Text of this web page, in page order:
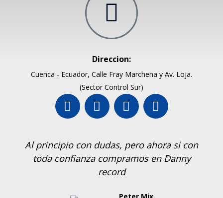
Direccion:
Cuenca - Ecuador, Calle Fray Marchena y Av. Loja.
(Sector Control Sur)
Al principio con dudas, pero ahora si con
toda confianza compramos en Danny
record